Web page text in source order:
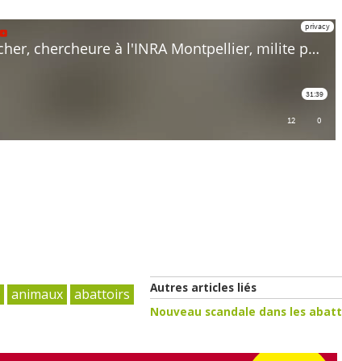
Autres articles liés
Nouveau scandale dans les
animaux abattoirs